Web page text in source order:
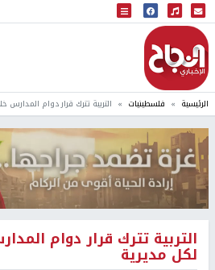
البث المباشر
إذاعة النجاح
الرئيسية فلسطينيات التربية تترك قرار دوام
التربية تترك قرار دوام
لكل مديرية